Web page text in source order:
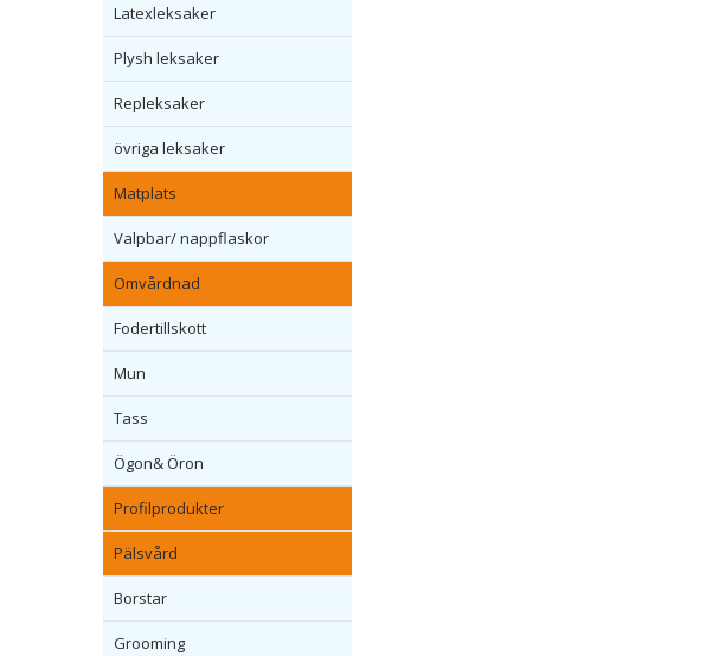
Latexleksaker
Plysh leksaker
Repleksaker
övriga leksaker
Matplats
Valpbar/ nappflaskor
Omvårdnad
Fodertillskott
Mun
Tass
Ögon& Öron
Profilprodukter
Pälsvård
Borstar
Grooming